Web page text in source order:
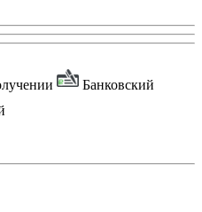
Банковский